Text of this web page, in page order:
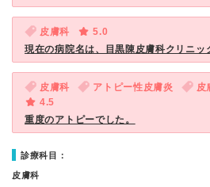
皮膚科
5.0
現在の病院名は、目黒陳皮膚科クリニッ
皮膚科 アトピー性皮膚炎
皮
4.5
重度のアトピーでした。
診療科目：
皮膚科